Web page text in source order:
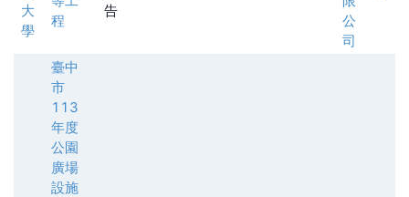
大
學
程
告
公
司
臺中
市
113
年度
公園
廣場
設施